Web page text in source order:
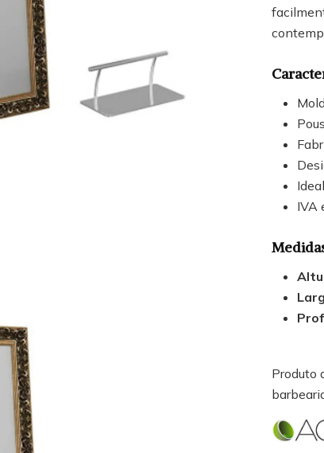
IVA
Produto